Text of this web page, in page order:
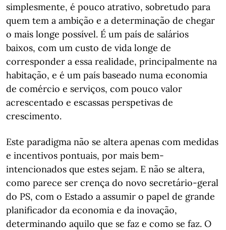
simplesmente, é pouco atrativo, sobretudo para
quem tem a ambição e a determinação de chegar
o mais longe possível. É um país de salários
baixos, com um custo de vida longe de
corresponder a essa realidade, principalmente na
habitação, e é um país baseado numa economia
de comércio e serviços, com pouco valor
acrescentado e escassas perspetivas de
crescimento.
Este paradigma não se altera apenas com medidas
e incentivos pontuais, por mais bem-
intencionados que estes sejam. E não se altera,
como parece ser crença do novo secretário-geral
do PS, com o Estado a assumir o papel de grande
planificador da economia e da inovação,
determinando aquilo que se faz e como se faz. O